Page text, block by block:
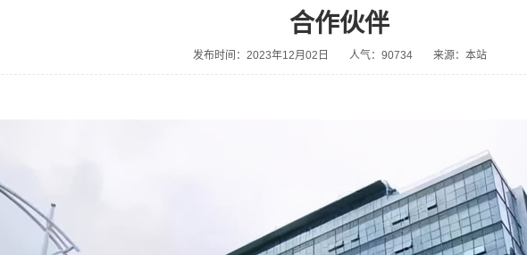
合作伙伴
发布时间：2023年12月02日 人气：90734 来源：本站